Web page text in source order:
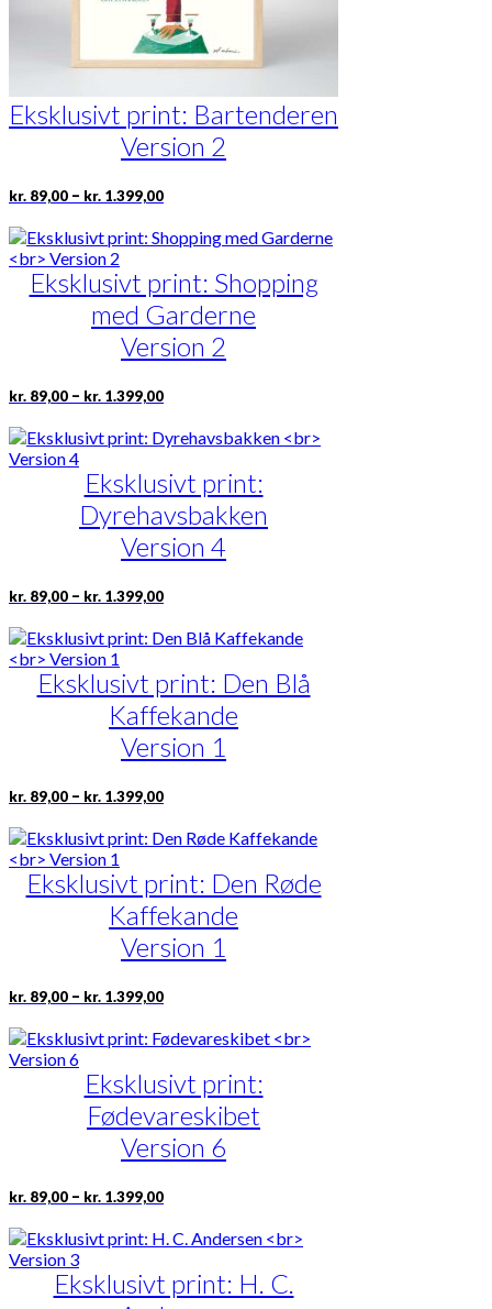
Eksklusivt print: Bartenderen
Version 2
kr. 89,00 – kr. 1.399,00Prisinterval:
til
kr. 1.399,00
Dette
har
varianter.
Mulighederne
kan
vælges
på
Eksklusivt print: Shopping
med Garderne
Version 2
kr. 89,00 – kr. 1.399,00Prisinterval:
kr. 1.399,00
Dette
har
varianter.
Mulighederne
kan
vælges
på
Eksklusivt print:
Dyrehavsbakken
Version 4
kr. 89,00 – kr. 1.399,00Prisinterval:
kr. 1.399,00
Dette
har
varianter.
Mulighederne
kan
vælges
på
Eksklusivt print: Den Blå
Kaffekande
Version 1
kr. 89,00 – kr. 1.399,00Prisinterval:
kr. 1.399,00
Dette
har
varianter.
Mulighederne
kan
vælges
på
Eksklusivt print: Den Røde
Kaffekande
Version 1
kr. 89,00 – kr. 1.399,00Prisinterval:
til
kr. 1.399,00
Dette
har
varianter.
Mulighederne
kan
vælges
på
Eksklusivt print:
Fødevareskibet
Version 6
kr. 89,00 – kr. 1.399,00Prisinterval:
til
kr. 1.399,00
Dette
har
varianter.
Mulighederne
Eksklusivt print: H. C.